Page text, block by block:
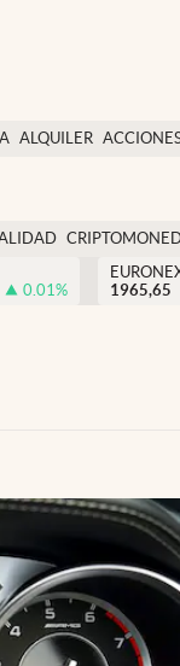
ALQUILER
USA
0.01%
1965,65